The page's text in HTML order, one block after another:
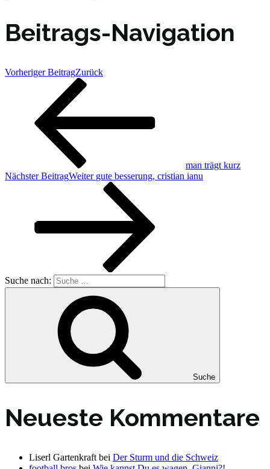
Beitrags-Navigation
Vorheriger BeitragZurück
man trägt kurz
Nächster BeitragWeiter gute besserung, cristian ianu
Suche nach:
Suche
Neueste Kommentare
Liserl Gartenkraft bei Der Sturm und die Schweiz